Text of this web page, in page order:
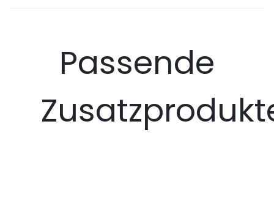
Passende